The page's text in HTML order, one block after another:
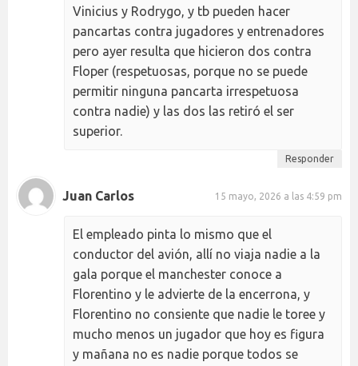
Vinicius y Rodrygo, y tb pueden hacer
pancartas contra jugadores y entrenadores
pero ayer resulta que hicieron dos contra
Floper (respetuosas, porque no se puede
permitir ninguna pancarta irrespetuosa
contra nadie) y las dos las retiró el ser
superior.
Responder
Juan Carlos 15 mayo, 2026 a las 4:59 pm
El empleado pinta lo mismo que el
conductor del avión, allí no viaja nadie a la
gala porque el manchester conoce a
Florentino y le advierte de la encerrona, y
Florentino no consiente que nadie le toree y
mucho menos un jugador que hoy es figura
y mañana no es nadie porque todos se